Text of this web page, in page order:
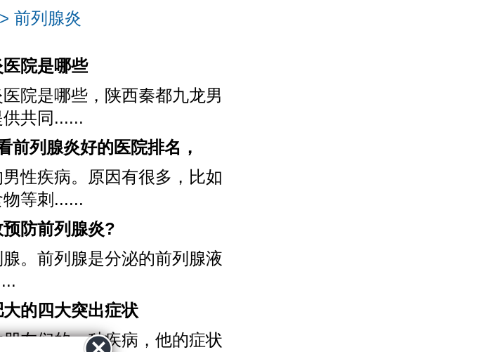
> 前列腺炎
院是哪些
院是哪些，陕西秦都九龙男
共同......
前列腺炎好的医院排名，
性疾病。原因有很多，比如
等刺......
防前列腺炎?
。前列腺是分泌的前列腺液
大的四大突出症状
友们的一种疾病，他的症状